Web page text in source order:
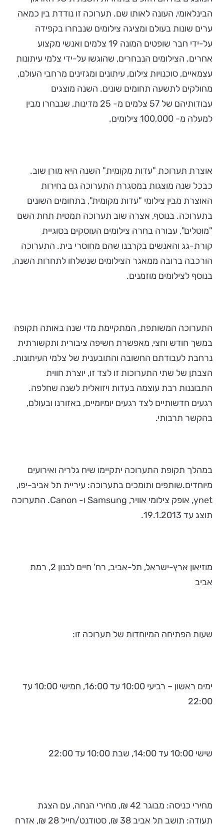
הבינלאומי, העונה לאותו שם. תערוכה זו נודדת בין כמאה
ערים שונות בעולם ומציגה צילומים שנבחרו בקפידה
על-ידי חבר שופטים המונה 19 צלמים ואנשי מקצוע
אחרים. הצילומים הנבחרים, שהוגשו על-ידי צלמי עיתונות
עצמאיים, סוכנויות צילום, עיתונים ומגזינים מרחבי העולם,
מחולקים לתשעה תחומים שונים. השנה מוצגים
עבודותיהם של 57 צלמים מ- 25 מדינות, שנבחרו מבין
למעלה מ- 100,000 צילומים.
אוצרת תערוכת "עדות מקומית" השנה היא מורן שוב.
כבכל שנה מוצגות במסגרת התערוכה גם בחירות
האוצרת מבין צילומי "עדות מקומית", בתחומים השונים
בתערוכה. בנוסף, אצרה שוב תערוכה תמטית תחת השם
"מוטלים", עבורה בחרה צילומים העוסקים בסוגיית
קורת-גג והאנשים בקרבנו שהם מחוסרי בית. התערוכה
הורכבה ברובה ממאגר הצילומים שנשלחו לתחרות השנה,
בנוסף לצילומים מוזמנים.
התערוכה המשותפת, המתקיימת מדי שנה באותה תקופה
במשך חודש וחצי, מאפשרת חשיפה ציבורית ותקשורתית
נרחבת לעבודתם החשובה והתובענית של צלמי העיתונות.
הצבתן של שתי התערוכות זו לצד זו, יוצרת חווית
התבוננות רבת עוצמה בעדות ויזואלית לשנה שחלפה.
רגעים חדשותיים לצד רגעים יומיומיים, באזורנו ובעולם,
בהקשר תרבותי.
במהלך תקופת התערוכה יתקיימו שיח גלריה ואירועים
מיוחדים.שותפים ותומכים בתערוכה: עיריית תל אביב-יפו,
ynet, אופק צילומי אוויר, Samsung ו- Canon. התערוכה
תוצג עד 19.1.2013.
מוזיאון ארץ-ישראל, תל-אביב, רח' חיים לבנון 2, רמת
אביב
שעות הפתיחה המיוחדות של תערוכה זו:
ימים ראשון – רביעי 10:00 עד 16:00, חמישי 10:00 עד
22:00
שישי 10:00 עד 14:00, שבת 10:00 עד 22:00
מחירי כניסה: מבוגר 42 ₪, מחירי הנחה, עם הצגת
תעודה: תושב תל אביב 38 ₪, סטודנט/חייל 28 ₪, אזרח